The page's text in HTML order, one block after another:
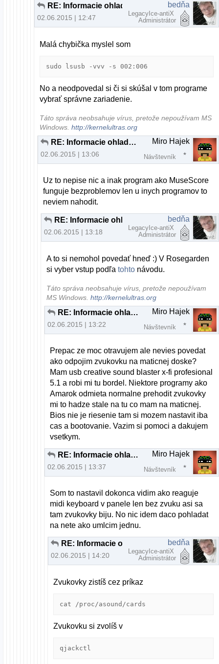
02.06.2015 | 12:47
bedňa
LegacyIce-antiX
Administrátor
Malá chybička myslel som
sudo lsusb -vvv -s 002:006
No a neodpovedal si či si skúšal v tom programe
vybrať správne zariadenie.
Táto správa neobsahuje vírus, pretože nepoužívam MS
Windows.http://kernelultras.org
RE: Informacie ohladom MIDI keyboardu
02.06.2015 | 13:06
Miro Hajek
Návštevník
Uz to nepise nic a inak program ako MuseScore
funguje bezproblemov len u inych programov to
neviem nahodit.
02.06.2015 | 13:18
bedňa
LegacyIce-antiX
Administrátor
A to si nemohol povedať hneď :) V Rosegarden
si vyber vstup podľatohto návodu.
Táto správa neobsahuje vírus, pretože nepoužívam
MS Windows.http://kernelultras.org
RE: Informacie ohladom MIDI keyboardu
02.06.2015 | 13:22
Miro Hajek
Návštevník
Prepac ze moc otravujem ale nevies povedat
ako odpojim zvukovku na maticnej doske?
Mam usb creative sound blaster x-fi profesional
5.1 a robi mi tu bordel. Niektore programy ako
Amarok odmieta normalne prehodit zvukovky
mi to hadze stale na tu co mam na maticnej.
Bios nie je riesenie tam si mozem nastavit iba
cas a bootovanie. Vazim si pomoci a dakujem
vsetkym.
RE: Informacie ohladom MIDI keyboardu
02.06.2015 | 13:37
Miro Hajek
Návštevník
Som to nastavil dokonca vidim ako reaguje
midi keyboard v panele len bez zvuku asi sa
tam zvukovky biju. No nic idem daco pohladat
na nete ako umlcim jednu.
02.06.2015 | 14:20
bedňa
LegacyIce-antiX
Administrátor
Zvukovky zistíš cez príkaz
cat /proc/asound/cards
Zvukovku si zvolíš v
qjackctl